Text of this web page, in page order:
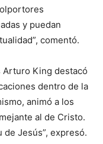
y puedan
comentó.
Arturo King destacó
dentro de la
animó a los
al de Cristo.
Jesús”, expresó.